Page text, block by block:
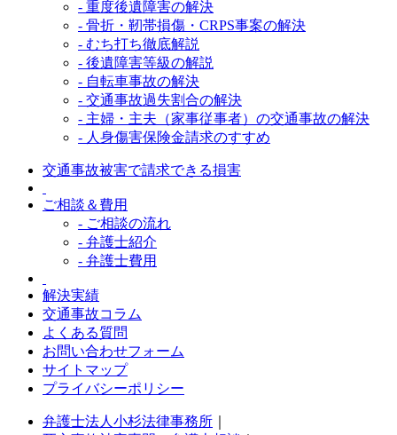
- 重度後遺障害の解決
- 骨折・靭帯損傷・CRPS事案の解決
- むち打ち徹底解説
- 後遺障害等級の解説
- 自転車事故の解決
- 交通事故過失割合の解決
- 主婦・主夫（家事従事者）の交通事故の解決
- 人身傷害保険金請求のすすめ
交通事故被害で請求できる損害
ご相談＆費用
- ご相談の流れ
- 弁護士紹介
- 弁護士費用
解決実績
交通事故コラム
よくある質問
お問い合わせフォーム
サイトマップ
プライバシーポリシー
弁護士法人小杉法律事務所